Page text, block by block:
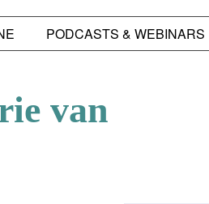
PODCASTS & WEBINARS
van